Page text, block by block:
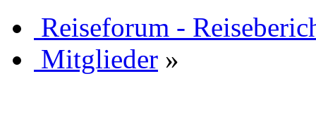
Reiseforum -
Mitglieder »